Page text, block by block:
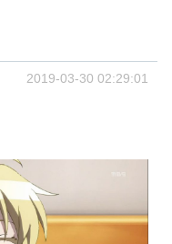
2019-03-30 02:29:01